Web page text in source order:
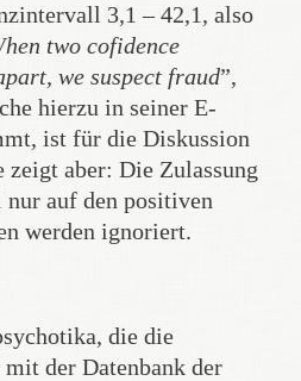
3,1 – 42,1, also
two cofidence
we suspect fraud”,
hierzu in seiner E-
ist für die Diskussion
aber: Die Zulassung
auf den positiven
werden ignoriert.
die die
der Datenbank der